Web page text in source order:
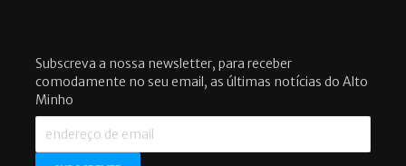
Subscreva a nossa newsletter, para receber
comodamente no seu email, as últimas notícias do Alto
Minho